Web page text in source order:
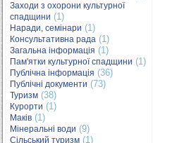
Заходи з охорони культурної
спадщини (1)
Наради, семінари (1)
Консультативна рада (1)
Загальна інформація (1)
Пам'ятки культурної спадщини (1)
Публічна інформація (36)
Публічні документи (73)
Туризм (38)
Курорти (1)
Маків (1)
Мінеральні води (9)
Сільський туризм (1)